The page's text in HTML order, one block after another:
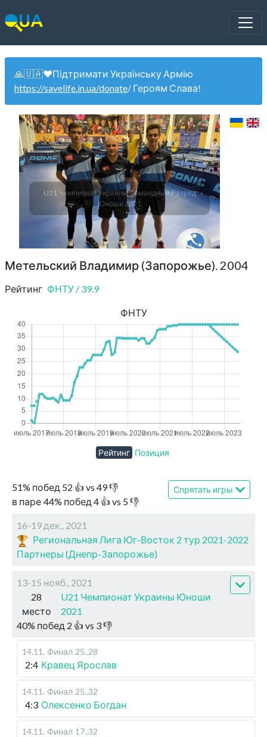
🙏🇺🇦❤️Підтримати Українську Армію
https://savelife.in.ua/donate/ Героям Слава!
U21 Чемпионат Украины Командный Разряд
Юноши 2021
Метельский Владимир (Запорожье). 2004
Рейтинг ФНТУ / 39.9
51% побед 52 👍 vs 49👎
в паре 44% побед 4 👍 vs 5👎
Спрятать игры
16-19 дек., 2021
Региональная Лига Юг-Восток 2 тур 2021-2022
Партнеры (Днепр-Запорожье)
13-15 нояб., 2021
28
место
U21 Чемпионат Украины Юноши
2021
40% побед 2 👍 vs 3👎
14.11 . Финал 25..28
2:4 Кравец Ярослав
14.11 . Финал 25..32
4:3 Олексенко Богдан
14.11 . Финал 17..32
ФНТУ
Рейтинг Позиция